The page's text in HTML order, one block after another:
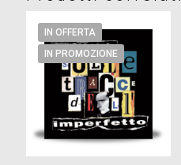
IN OFFERTA
IN PROMOZIONE